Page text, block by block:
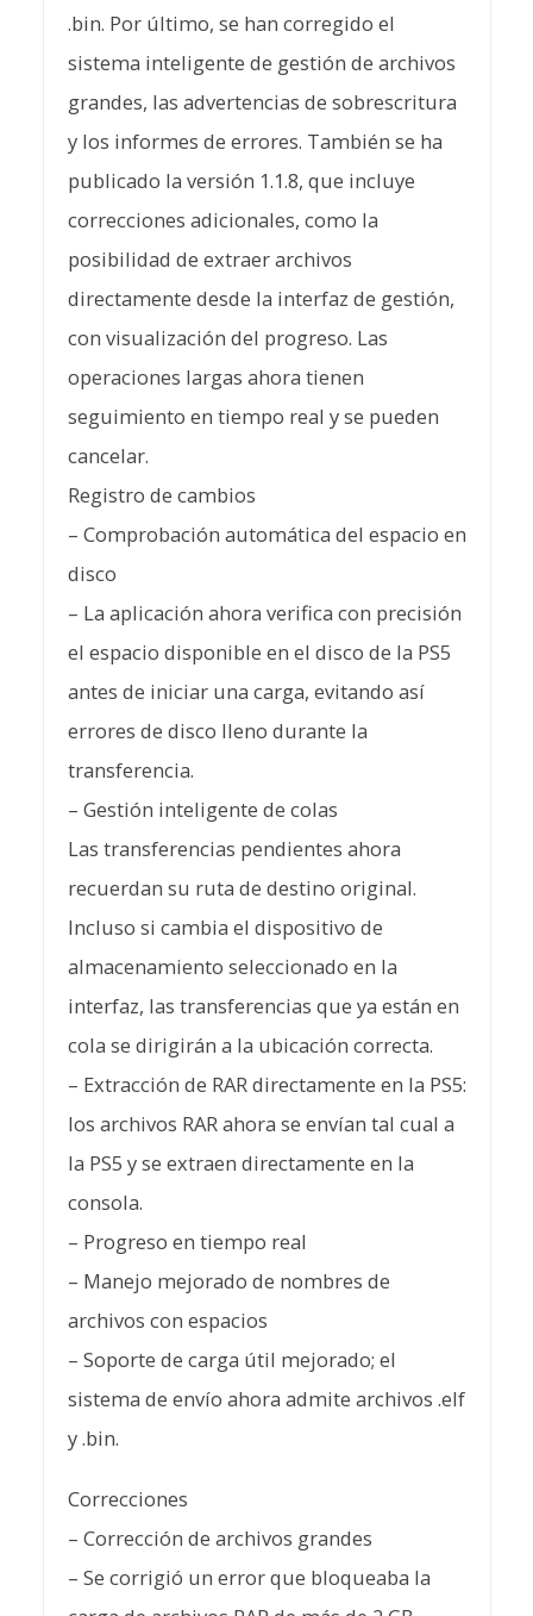
.bin. Por último, se han corregido el
sistema inteligente de gestión de archivos
grandes, las advertencias de sobrescritura
y los informes de errores. También se ha
publicado la versión 1.1.8, que incluye
correcciones adicionales, como la
posibilidad de extraer archivos
directamente desde la interfaz de gestión,
con visualización del progreso. Las
operaciones largas ahora tienen
seguimiento en tiempo real y se pueden
cancelar.
Registro de cambios
– Comprobación automática del espacio en
disco
– La aplicación ahora verifica con precisión
el espacio disponible en el disco de la PS5
antes de iniciar una carga, evitando así
errores de disco lleno durante la
transferencia.
– Gestión inteligente de colas
Las transferencias pendientes ahora
recuerdan su ruta de destino original.
Incluso si cambia el dispositivo de
almacenamiento seleccionado en la
interfaz, las transferencias que ya están en
cola se dirigirán a la ubicación correcta.
– Extracción de RAR directamente en la PS5:
los archivos RAR ahora se envían tal cual a
la PS5 y se extraen directamente en la
consola.
– Progreso en tiempo real
– Manejo mejorado de nombres de
archivos con espacios
– Soporte de carga útil mejorado; el
sistema de envío ahora admite archivos .elf
y .bin.
Correcciones
– Corrección de archivos grandes
– Se corrigió un error que bloqueaba la